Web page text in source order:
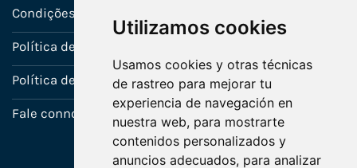
Utilizamos cookies
Usamos cookies y otras técnicas
de rastreo para mejorar tu
experiencia de navegación en
nuestra web, para mostrarte
contenidos personalizados y
anuncios adecuados, para analizar
Condições de venda
Política de Garantia
Política de utilização de cookies
Fale connosco